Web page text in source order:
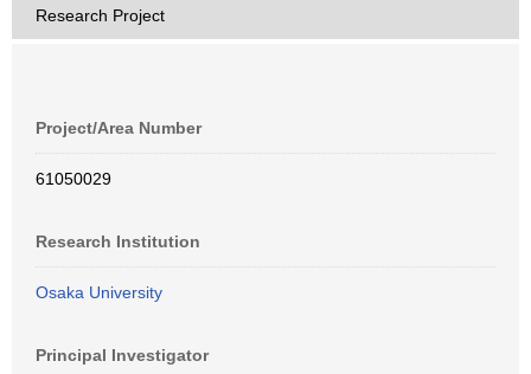
Research Project
Project/Area Number
61050029
Research Institution
Osaka University
Principal Investigator